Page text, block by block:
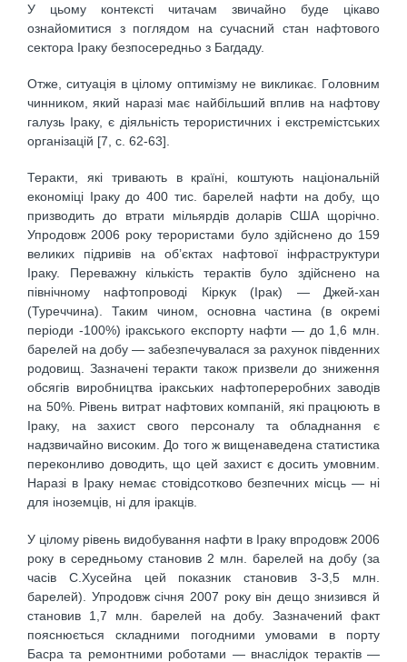
У цьому контексті читачам звичайно буде цікаво
ознайомитися з поглядом на сучасний стан нафтового
сектора Іраку безпосередньо з Багдаду.
Отже, ситуація в цілому оптимізму не викликає. Головним
чинником, який наразі має найбільший вплив на нафтову
галузь Іраку, є діяльність терористичних і екстремістських
організацій [7, c. 62-63].
Теракти, які тривають в країні, коштують національній
економіці Іраку до 400 тис. барелей нафти на добу, що
призводить до втрати мільярдів доларів США щорічно.
Упродовж 2006 року терористами було здійснено до 159
великих підривів на об’єктах нафтової інфраструктури
Іраку. Переважну кількість терактів було здійснено на
північному нафтопроводі Кіркук (Ірак) — Джей-хан
(Туреччина). Таким чином, основна частина (в окремі
періоди -100%) іракського експорту нафти — до 1,6 млн.
барелей на добу — забезпечувалася за рахунок південних
родовищ. Зазначені теракти також призвели до зниження
обсягів виробництва іракських нафтопереробних заводів
на 50%. Рівень витрат нафтових компаній, які працюють в
Іраку, на захист свого персоналу та обладнання є
надзвичайно високим. До того ж вищенаведена статистика
переконливо доводить, що цей захист є досить умовним.
Наразі в Іраку немає стовідсотково безпечних місць — ні
для іноземців, ні для іракців.
У цілому рівень видобування нафти в Іраку впродовж 2006
року в середньому становив 2 млн. барелей на добу (за
часів С.Хусейна цей показник становив 3-3,5 млн.
барелей). Упродовж січня 2007 року він дещо знизився й
становив 1,7 млн. барелей на добу. Зазначений факт
пояснюється складними погодними умовами в порту
Басра та ремонтними роботами — внаслідок терактів —